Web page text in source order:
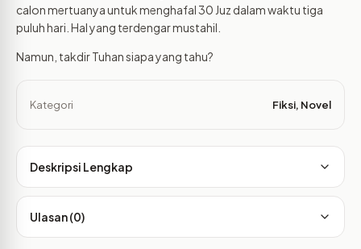
calon mertuanya untuk menghafal 30 Juz dalam waktu tiga
puluh hari. Hal yang terdengar mustahil.
Namun, takdir Tuhan siapa yang tahu?
Kategori Fiksi, Novel
Deskripsi Lengkap
Ulasan (0)